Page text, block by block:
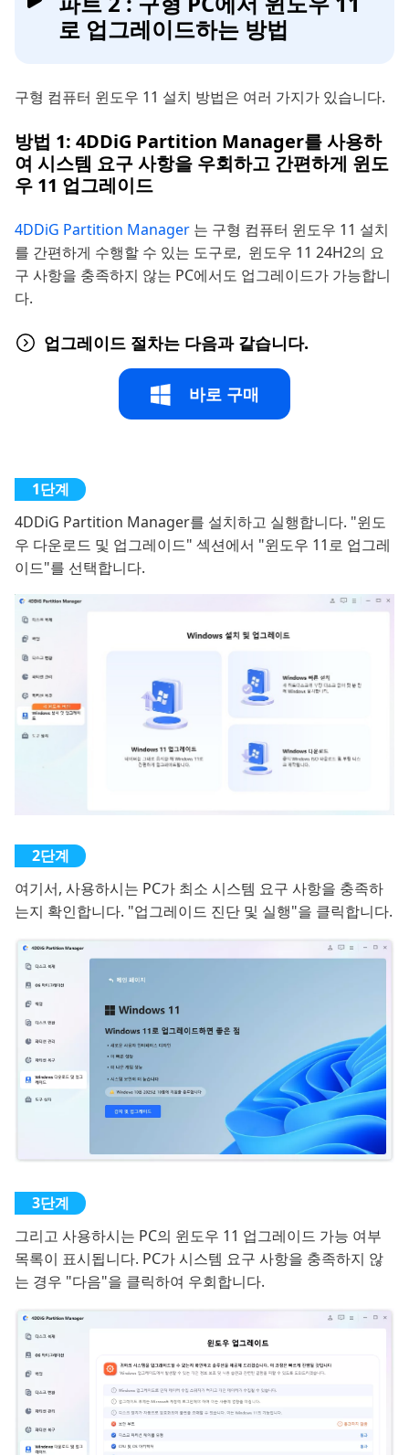
로 업그레이드하는 방법
구형 컴퓨터 윈도우 11 설치 방법은 여러 가지가 있습니다.
방법 1: 4DDiG Partition Manager를 사용하
여 시스템 요구 사항을 우회하고 간편하게 윈도
우 11 업그레이드
4DDiG Partition Manager 는 구형 컴퓨터 윈도우 11 설치
를 간편하게 수행할 수 있는 도구로, 윈도우 11 24H2의 요
구 사항을 충족하지 않는 PC에서도 업그레이드가 가능합니
다.
업그레이드 절차는 다음과 같습니다.
바로 구매
4DDiG Partition Manager를 설치하고 실행합니다. "윈도
우 다운로드 및 업그레이드" 섹션에서 "윈도우 11로 업그레
이드"를 선택합니다.
여기서, 사용하시는 PC가 최소 시스템 요구 사항을 충족하
는지 확인합니다. "업그레이드 진단 및 실행"을 클릭합니다.
그리고 사용하시는 PC의 윈도우 11 업그레이드 가능 여부
목록이 표시됩니다. PC가 시스템 요구 사항을 충족하지 않
는 경우 "다음"을 클릭하여 우회합니다.